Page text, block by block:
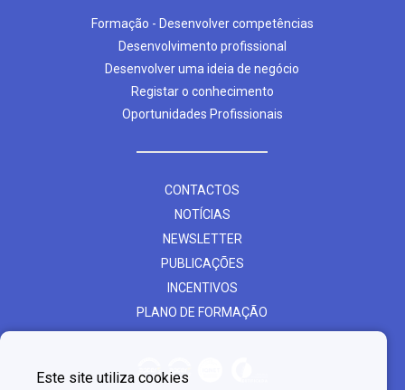
Formação - Desenvolver competências
Desenvolvimento profissional
Desenvolver uma ideia de negócio
Registar o conhecimento
Oportunidades Profissionais
CONTACTOS
NOTÍCIAS
NEWSLETTER
PUBLICAÇÕES
INCENTIVOS
PLANO DE FORMAÇÃO
Este site utiliza cookies